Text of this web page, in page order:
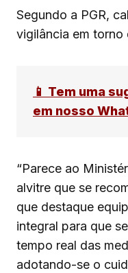
Segundo a PGR,
vigilância em torno
📱 Tem uma
em nosso
“Parece ao
alvitre que se
que destaque
integral para que
tempo real das
adotando-se o